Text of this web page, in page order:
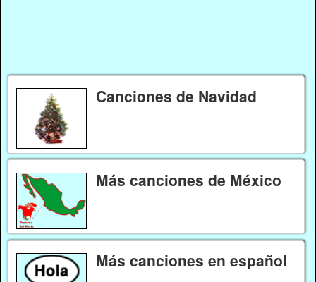
Canciones de Navidad
Más canciones de México
Más canciones en español